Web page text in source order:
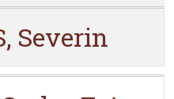
Severin